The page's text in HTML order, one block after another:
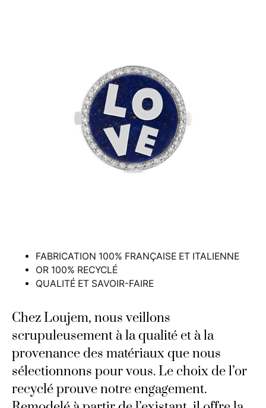
FABRICATION 100% FRANÇAISE ET ITALIENNE
OR 100% RECYCLÉ
QUALITÉ ET SAVOIR-FAIRE
Chez Loujem, nous veillons
scrupuleusement à la qualité et à la
provenance des matériaux que nous
sélectionnons pour vous. Le choix de l’or
recyclé prouve notre engagement.